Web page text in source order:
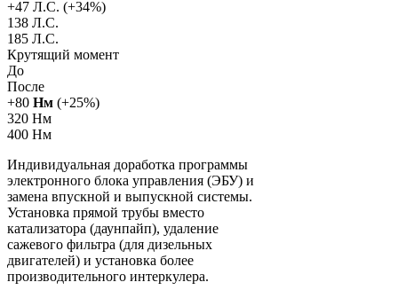
+47 Л.С. (+34%)
138 Л.С.
185 Л.С.
Крутящий момент
До
После
+80 Нм (+25%)
320 Нм
400 Нм
Индивидуальная доработка программы
электронного блока управления (ЭБУ) и
замена впускной и выпускной системы.
Установка прямой трубы вместо
катализатора (даунпайп), удаление
сажевого фильтра (для дизельных
двигателей) и установка более
производительного интеркулера.